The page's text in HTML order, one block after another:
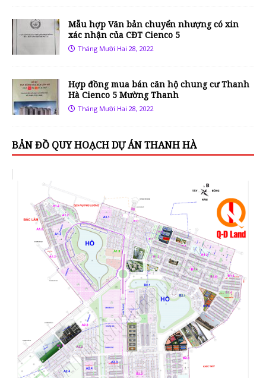
Mẫu hợp Văn bản chuyển nhượng có xin
xác nhận của CĐT Cienco 5
Tháng Mười Hai 28, 2022
Hợp đồng mua bán căn hộ chung cư Thanh
Hà Cienco 5 Mường Thanh
Tháng Mười Hai 28, 2022
BẢN ĐỒ QUY HOẠCH DỰ ÁN THANH HÀ